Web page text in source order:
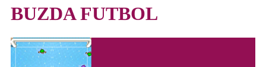
BUZDA FUTBOL